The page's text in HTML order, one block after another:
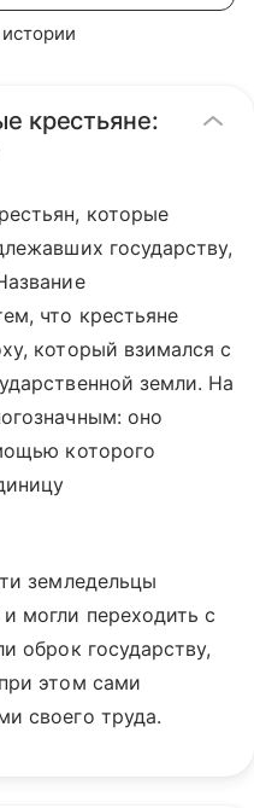
крестьяне:
которые
государству,
что крестьяне
который взимался с
земли. На
оно
которого
земледельцы
могли переходить с
оброк государству,
этом сами
своего труда.